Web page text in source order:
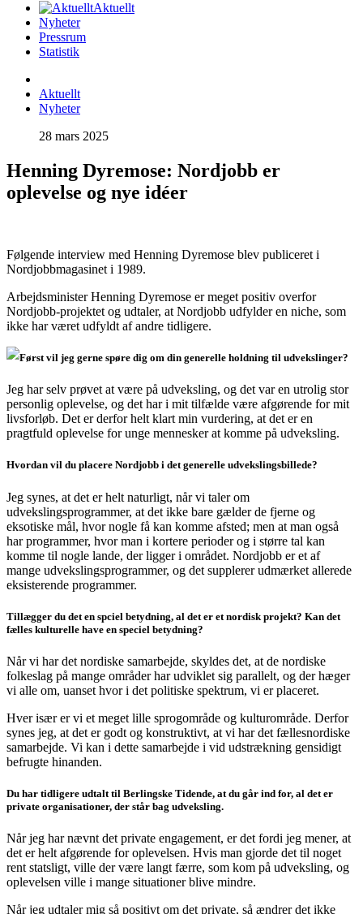
Aktuellt
Nyheter
Pressrum
Statistik
Aktuellt
Nyheter
28 mars 2025
Henning Dyremose: Nordjobb er
oplevelse og nye idéer
Følgende interview med Henning Dyremose blev publiceret i
Nordjobbmagasinet i 1989.
Arbejdsminister Henning Dyremose er meget positiv overfor
Nordjobb-projektet og udtaler, at Nordjobb udfylder en niche, som
ikke har været udfyldt af andre tidligere.
Først vil jeg gerne spøre dig om din generelle holdning til udvekslinger?
Jeg har selv prøvet at være på udveksling, og det var en utrolig stor
personlig oplevelse, og det har i mit tilfælde være afgørende for mit
livsforløb. Det er derfor helt klart min vurdering, at det er en
pragtfuld oplevelse for unge mennesker at komme på udveksling.
Hvordan vil du placere Nordjobb i det generelle udvekslingsbillede?
Jeg synes, at det er helt naturligt, når vi taler om
udvekslingsprogrammer, at det ikke bare gælder de fjerne og
eksotiske mål, hvor nogle få kan komme afsted; men at man også
har programmer, hvor man i kortere perioder og i større tal kan
komme til nogle lande, der ligger i området. Nordjobb er et af
mange udvekslingsprogrammer, og det supplerer udmærket allerede
eksisterende programmer.
Tillægger du det en spciel betydning, al det er et nordisk projekt? Kan det
fælles kulturelle have en speciel betydning?
Når vi har det nordiske samarbejde, skyldes det, at de nordiske
folkeslag på mange områder har udviklet sig parallelt, og der hæger
vi alle om, uanset hvor i det politiske spektrum, vi er placeret.
Hver især er vi et meget lille sprogområde og kulturområde. Derfor
synes jeg, at det er godt og konstruktivt, at vi har det fællesnordiske
samarbejde. Vi kan i dette samarbejde i vid udstrækning gensidigt
befrugte hinanden.
Du har tidligere udtalt til Berlingske Tidende, at du går ind for, al det er
private organisationer, der står bag udveksling.
Når jeg har nævnt det private engagement, er det fordi jeg mener, at
det er helt afgørende for oplevelsen. Hvis man gjorde det til noget
rent statsligt, ville der være langt færre, som kom på udveksling, og
oplevelsen ville i mange situationer blive mindre.
Når jeg udtaler mig så positivt om det private, så ændrer det ikke